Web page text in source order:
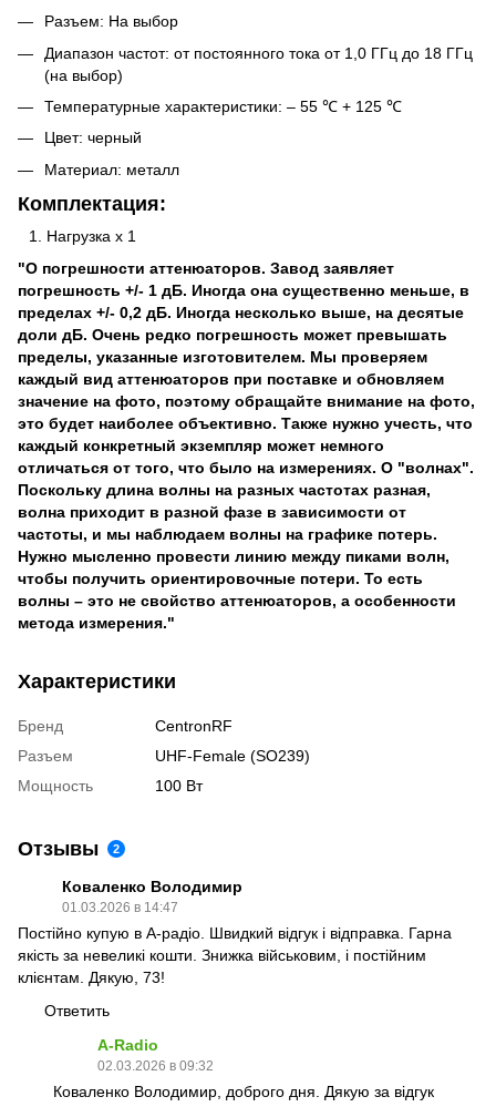
Разъем: На выбор
Диапазон частот: от постоянного тока от 1,0 ГГц до 18 ГГц
(на выбор)
Температурные характеристики: – 55 ℃ + 125 ℃
Цвет: черный
Материал: металл
Комплектация:
Нагрузка х 1
"О погрешности аттенюаторов. Завод заявляет
погрешность +/- 1 дБ. Иногда она существенно меньше, в
пределах +/- 0,2 дБ. Иногда несколько выше, на десятые
доли дБ. Очень редко погрешность может превышать
пределы, указанные изготовителем. Мы проверяем
каждый вид аттенюаторов при поставке и обновляем
значение на фото, поэтому обращайте внимание на фото,
это будет наиболее объективно. Также нужно учесть, что
каждый конкретный экземпляр может немного
отличаться от того, что было на измерениях. О "волнах".
Поскольку длина волны на разных частотах разная,
волна приходит в разной фазе в зависимости от
частоты, и мы наблюдаем волны на графике потерь.
Нужно мысленно провести линию между пиками волн,
чтобы получить ориентировочные потери. То есть
волны – это не свойство аттенюаторов, а особенности
метода измерения."
Характеристики
Бренд
CentronRF
Разъем
UHF-Female (SO239)
Мощность
100 Вт
Отзывы 2
Коваленко Володимир
01.03.2026 в 14:47
Постійно купую в А-радіо. Швидкий відгук і відправка. Гарна
якість за невеликі кошти. Знижка військовим, і постійним
клієнтам. Дякую, 73!
Ответить
A-Radio
02.03.2026 в 09:32
Коваленко Володимир, доброго дня. Дякую за відгук